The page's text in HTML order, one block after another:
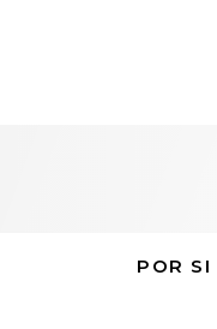
POR SI